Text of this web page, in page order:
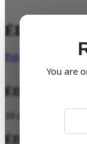
You are
ÉDITION
Préviens-moi
ÉDITION DU
10 ans à alimenter
ÉDITION